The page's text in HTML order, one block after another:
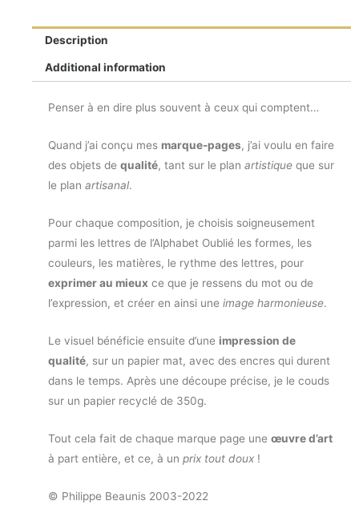
Description
Additional information
Penser à en dire plus souvent à ceux qui comptent…
Quand j’ai conçu mes marque-pages, j’ai voulu en faire
des objets de qualité, tant sur le plan artistique que sur
le plan artisanal.
Pour chaque composition, je choisis soigneusement
parmi les lettres de l’Alphabet Oublié les formes, les
couleurs, les matières, le rythme des lettres, pour
exprimer au mieux ce que je ressens du mot ou de
l’expression, et créer en ainsi une image harmonieuse.
Le visuel bénéficie ensuite d’une impression de
qualité, sur un papier mat, avec des encres qui durent
dans le temps. Après une découpe précise, je le couds
sur un papier recyclé de 350g.
Tout cela fait de chaque marque page une œuvre d’art
à part entière, et ce, à un prix tout doux !
© Philippe Beaunis 2003-2022